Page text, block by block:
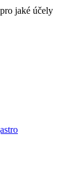
jaké účely